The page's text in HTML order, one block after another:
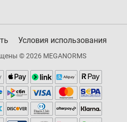
Условия использования
© 2026 MEGANORMS